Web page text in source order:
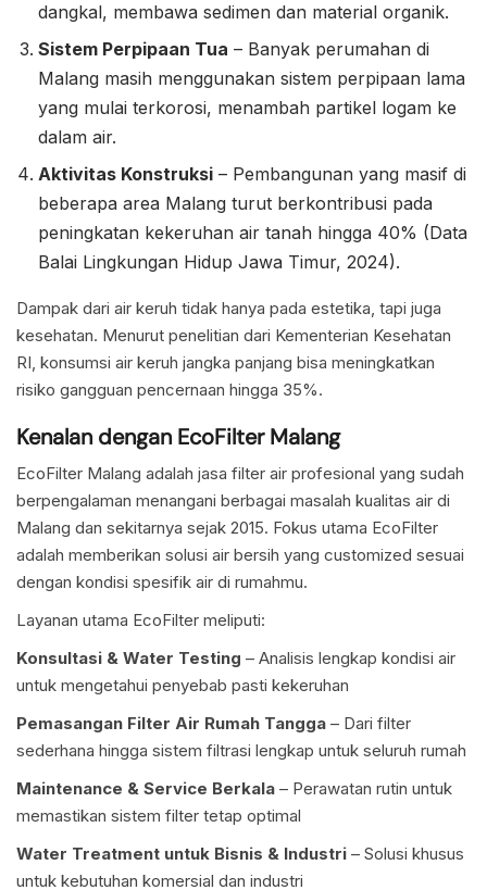
dangkal, membawa sedimen dan material organik.
Sistem Perpipaan Tua – Banyak perumahan di
Malang masih menggunakan sistem perpipaan lama
yang mulai terkorosi, menambah partikel logam ke
dalam air.
Aktivitas Konstruksi – Pembangunan yang masif di
beberapa area Malang turut berkontribusi pada
peningkatan kekeruhan air tanah hingga 40% (Data
Balai Lingkungan Hidup Jawa Timur, 2024).
Dampak dari air keruh tidak hanya pada estetika, tapi juga
kesehatan. Menurut penelitian dari Kementerian Kesehatan
RI, konsumsi air keruh jangka panjang bisa meningkatkan
risiko gangguan pencernaan hingga 35%.
Kenalan dengan EcoFilter Malang
EcoFilter Malang adalah jasa filter air profesional yang sudah
berpengalaman menangani berbagai masalah kualitas air di
Malang dan sekitarnya sejak 2015. Fokus utama EcoFilter
adalah memberikan solusi air bersih yang customized sesuai
dengan kondisi spesifik air di rumahmu.
Layanan utama EcoFilter meliputi:
Konsultasi & Water Testing – Analisis lengkap kondisi air
untuk mengetahui penyebab pasti kekeruhan
Pemasangan Filter Air Rumah Tangga – Dari filter
sederhana hingga sistem filtrasi lengkap untuk seluruh rumah
Maintenance & Service Berkala – Perawatan rutin untuk
memastikan sistem filter tetap optimal
Water Treatment untuk Bisnis & Industri – Solusi khusus
untuk kebutuhan komersial dan industri